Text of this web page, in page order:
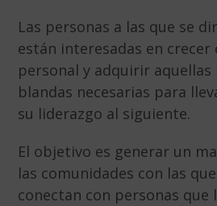
Las personas a las que se
están interesadas en crecer
personal y adquirir aquellas
blandas necesarias para
su liderazgo al siguiente.
El objetivo es generar un
las comunidades con las
conectan con personas que